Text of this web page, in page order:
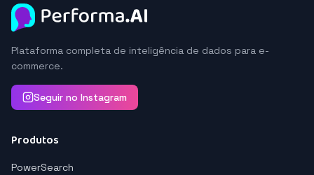
Plataforma completa de inteligência de dados para e-
commerce.
Seguir no Instagram
Produtos
PowerSearch